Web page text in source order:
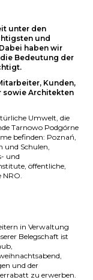
unter den
und
haben wir
Bedeutung der
Kunden,
sowie Architekten
Umwelt, die
Tarnowo Podgórne
befinden: Poznań,
und Schulen,
und
öffentliche,
in Verwaltung
Belegschaft ist
und der
zu erwerben.